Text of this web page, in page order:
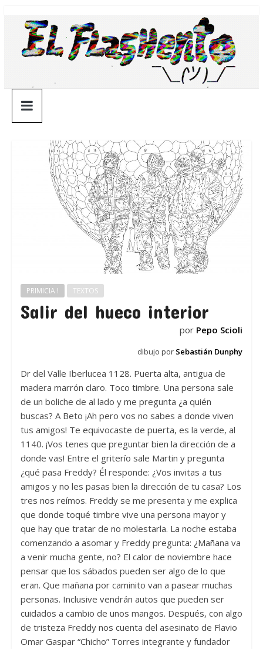
contenido
¯\_(ツ)_/
¯
PRIMICIA ! TEXTOS
Salir del hueco interior
por Pepo Scioli
dibujo por Sebastián Dunphy
Dr del Valle Iberlucea 1128. Puerta alta, antigua de
madera marrón claro. Toco timbre. Una persona sale
de un boliche de al lado y me pregunta ¿a quién
buscas? A Beto ¡Ah pero vos no sabes a donde viven
tus amigos! Te equivocaste de puerta, es la verde, al
1140. ¡Vos tenes que preguntar bien la dirección de a
donde vas! Entre el griterío sale Martin y pregunta
¿qué pasa Freddy? Él responde: ¿Vos invitas a tus
amigos y no les pasas bien la dirección de tu casa? Los
tres nos reímos. Freddy se me presenta y me explica
que donde toqué timbre vive una persona mayor y
que hay que tratar de no molestarla. La noche estaba
comenzando a asomar y Freddy pregunta: ¿Mañana va
a venir mucha gente, no? El calor de noviembre hace
pensar que los sábados pueden ser algo de lo que
eran. Que mañana por caminito van a pasear muchas
personas. Inclusive vendrán autos que pueden ser
cuidados a cambio de unos mangos. Después, con algo
de tristeza Freddy nos cuenta del asesinato de Flavio
Omar Gaspar “Chicho” Torres integrante y fundador